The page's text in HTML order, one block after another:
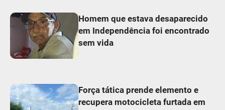
Homem que estava desaparecido
em Independência foi encontrado
sem vida
Força tática prende elemento e
recupera motocicleta furtada em